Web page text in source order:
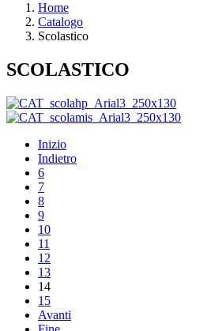
Home
Catalogo
Scolastico
SCOLASTICO
Inizio
Indietro
6
7
8
9
10
11
12
13
14
15
Avanti